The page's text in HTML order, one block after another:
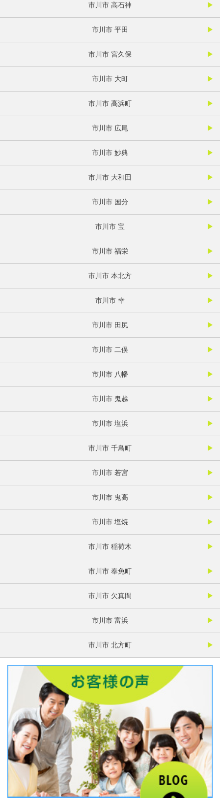
市川市 高石神
市川市 平田
市川市 宮久保
市川市 大町
市川市 高浜町
市川市 広尾
市川市 妙典
市川市 大和田
市川市 国分
市川市 宝
市川市 福栄
市川市 本北方
市川市 幸
市川市 田尻
市川市 二俣
市川市 八幡
市川市 鬼越
市川市 塩浜
市川市 千鳥町
市川市 若宮
市川市 鬼高
市川市 塩焼
市川市 稲荷木
市川市 奉免町
市川市 欠真間
市川市 富浜
市川市 北方町